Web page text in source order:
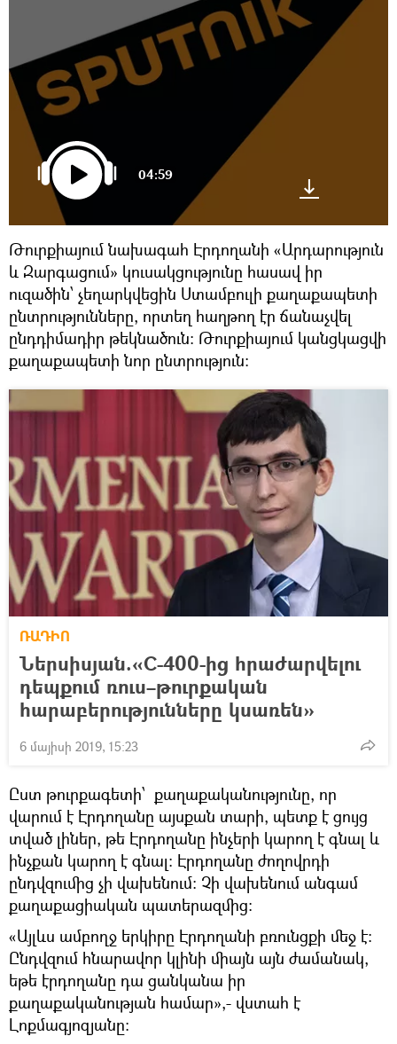
04:59
Թուրքիայում նախագահ Էրդողանի «Արդարություն
և Զարգացում» կուսակցությունը հասավ իր
ուզածին՝ չեղարկվեցին Ստամբուլի քաղաքապետի
ընտրությունները, որտեղ հաղթող էր ճանաչվել
ընդդիմադիր թեկնածուն։ Թուրքիայում կանցկացվի
քաղաքապետի նոր ընտրություն։
ՌԱԴԻՈ
Ներսիսյան.«С-400-ից հրաժարվելու
դեպքում ռուս–թուրքական
հարաբերությունները կսառեն»
6 մայիսի 2019, 15:23
Ըստ թուրքագետի՝ քաղաքականությունը, որ
վարում է Էրդողանը այսքան տարի, պետք է ցույց
տված լիներ, թե Էրդողանը ինչերի կարող է գնալ և
ինչքան կարող է գնալ։ Էրդողանը ժողովրդի
ընդվզումից չի վախենում։ Չի վախենում անգամ
քաղաքացիական պատերազմից։
«Այլևս ամբողջ երկիրը Էրդողանի բռունցքի մեջ է։
Ընդվզում հնարավոր կլինի միայն այն ժամանակ,
եթե էրդողանը դա ցանկանա իր
քաղաքականության համար»,- վստահ է
Լոքմագյոզյանը։